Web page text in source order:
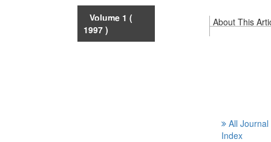
Volume 1 (
1997 )
About This
All Journal
Index